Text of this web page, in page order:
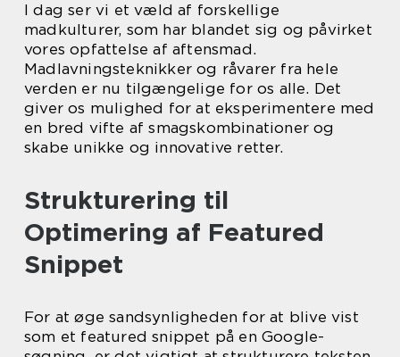
I dag ser vi et væld af forskellige
madkulturer, som har blandet sig og påvirket
vores opfattelse af aftensmad.
Madlavningsteknikker og råvarer fra hele
verden er nu tilgængelige for os alle. Det
giver os mulighed for at eksperimentere med
en bred vifte af smagskombinationer og
skabe unikke og innovative retter.
Strukturering til
Optimering af Featured
Snippet
For at øge sandsynligheden for at blive vist
som et featured snippet på en Google-